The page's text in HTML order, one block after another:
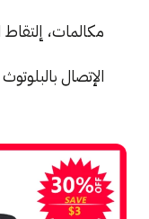
مكالمات، إلتقاط
الإتصال